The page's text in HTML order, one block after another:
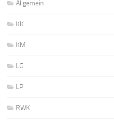
Allgemein
KK
KM
LG
LP
RWK